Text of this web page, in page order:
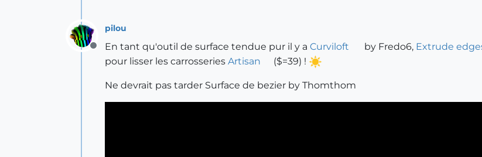
Offline
pilou
En tant qu'outil de surface tendue pur il y a Curviloft by Fredo6, Extrude
pour lisser les carrosseries Artisan ($=39) !
Ne devrait pas tarder Surface de bezier by Thomthom